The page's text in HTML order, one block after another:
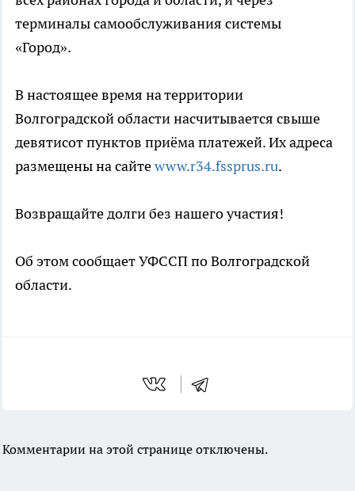
терминалы самообслуживания системы
«Город».
В настоящее время на территории
Волгоградской области насчитывается свыше
девятисот пунктов приёма платежей. Их адреса
размещены на сайтеwww.r34.fssprus.ru.
Возвращайте долги без нашего участия!
Об этом сообщает УФССП по Волгоградской
области.
Комментарии на этой странице отключены.